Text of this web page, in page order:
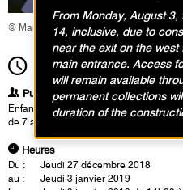
© Marie-Claire Saille
14h00Durée2h00
Publics
Enfants / Ados
de 7 ans à 10 ans
Heures
Du :
Jeudi 27 décembre 2018
au :
Jeudi 3 janvier 2019
From Monday, August
14, inclusive, due to
near the exit on the
main entrance. Access
will remain available
permanent collections
duration of the